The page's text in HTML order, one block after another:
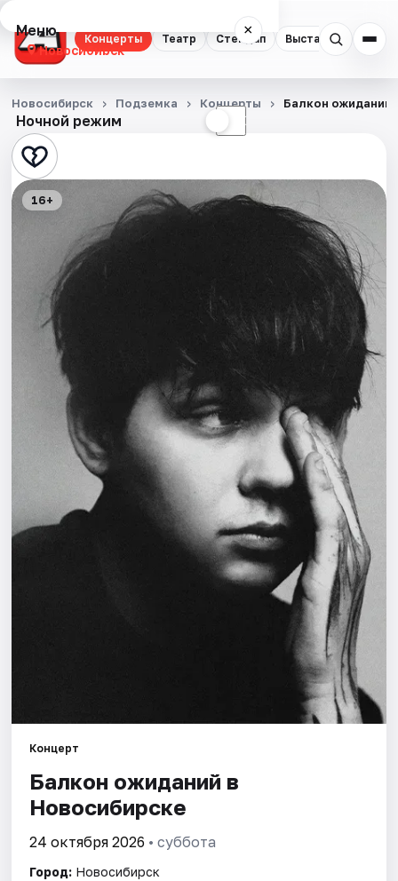
Концерты Театр Стендап Выставки
Меню ×
Новосибирск
Концерты
Театр
Стендап
Квесты
Экскурсии
Спорт
События
Города
Артисты
Ночной режим ☾
Новосибирск Подземка Концерты Балкон ожиданий
16+
Концерт
Балкон ожиданий в
Новосибирске
24 октября 2026 • суббота
Город: Новосибирск